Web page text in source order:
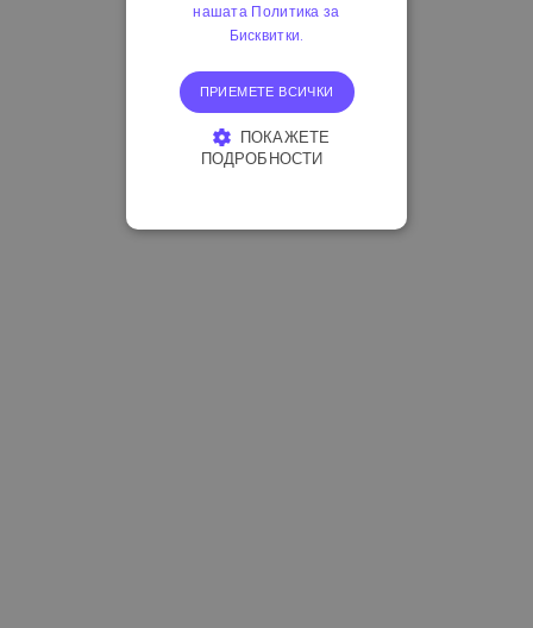
нашата Политика за
Бисквитки.
ПРИЕМЕТЕ ВСИЧКИ
ПОКАЖЕТЕ
ПОДРОБНОСТИ